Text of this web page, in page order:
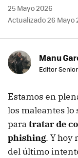
25 Mayo 2026
Actualizado 26 Mayo
Manu
Editor Senior
Estamos en
los maleantes lo
para tratar de
phishing. Y hoy
del último